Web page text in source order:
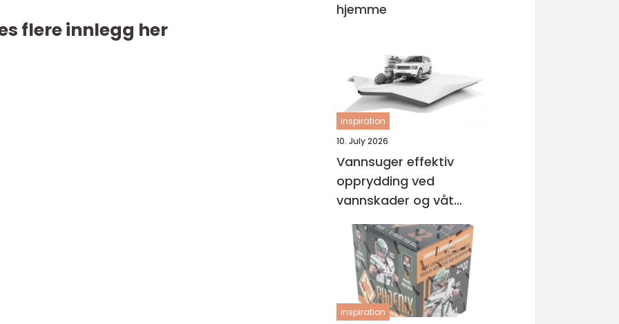
flere innlegg her
hjemme
inspiration
10. July 2026
Vannsuger effektiv
opprydding ved
vannskader og våt
rengjøring
inspiration